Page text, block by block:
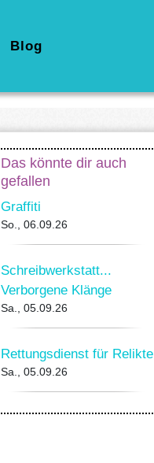
Blog
Das könnte dir auch
gefallen
Graffiti
So., 06.09.26
Schreibwerkstatt...
Verborgene Klänge
Sa., 05.09.26
Rettungsdienst für Relikte
Sa., 05.09.26